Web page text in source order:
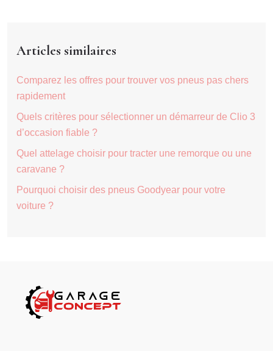
Articles similaires
Comparez les offres pour trouver vos pneus pas chers
rapidement
Quels critères pour sélectionner un démarreur de Clio 3
d’occasion fiable ?
Quel attelage choisir pour tracter une remorque ou une
caravane ?
Pourquoi choisir des pneus Goodyear pour votre
voiture ?